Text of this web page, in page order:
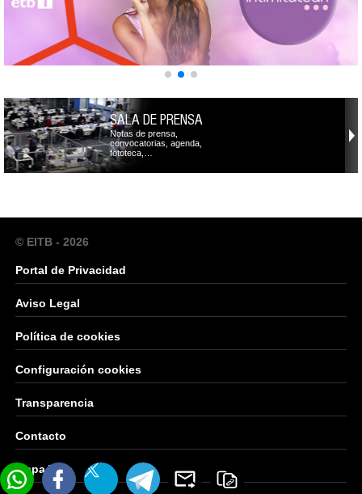
SALA DE PRENSA
Notas de prensa,
convocatorias, agenda,
fototeca,…
© EITB - 2026
Portal de Privacidad
Aviso Legal
Política de cookies
Configuración cookies
Transparencia
Contacto
Mapa Web